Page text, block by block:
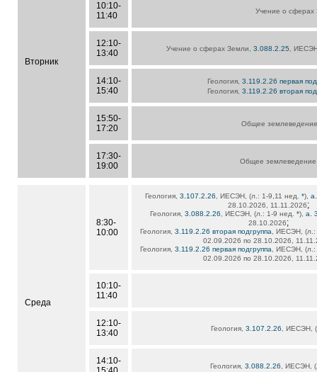
Вторник
10:10-
11:40
Учение о
12:10-
13:40
Учение о сферах Земли,3.088.2.25 ,
14:10-
15:40
Геология,3.119.2.26 первая
Геология,3.119.2.26 вторая
15:50-
17:20
Общее
17:30-
19:00
Общее
Среда
8:30-
10:00
Геология,3.107.2.26 , ИЕСЭН, (л.: 1-9,11 нед.*),
28.10.2026, 11.11.2026;
Геология,3.088.2.26 , ИЕСЭН, (л.: 1-9 нед.*),а.
28.10.2026;
Геология, 3.119.2.26 вторая подгруппа , ИЕСЭН,
02.09.2026 по 28.10.2026,
Геология, 3.119.2.26 первая подгруппа , ИЕСЭН,
02.09.2026 по 28.10.2026,
10:10-
11:40
12:10-
13:40
Геология, 3.107.2.26 , ИЕСЭН,
14:10-
Геология, 3.088.2.26 , ИЕСЭН,